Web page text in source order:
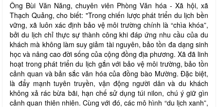
Ông Bùi Văn Năng, chuyên viên Phòng Văn hóa - Xã hội, xã
Thạch Quảng, cho biết: "Trong chiến lược phát triển du lịch bền
vững, xã luôn xác định bảo vệ môi trường chính là “chìa khóa”,
bởi du lịch chỉ thực sự thành công khi đáp ứng nhu cầu của du
khách mà không làm suy giảm tài nguyên, bảo tồn đa dạng sinh
học và nâng cao đời sống của cộng đồng địa phương. Xã đã linh
hoạt trong phát triển du lịch gắn với bảo vệ môi trường, bảo tồn
cảnh quan và bản sắc văn hóa của đồng bào Mường. Đặc biệt,
là đẩy mạnh tuyên truyền, vận động người dân và du khách
không xả rác bừa bãi, hạn chế sử dụng túi nilon, chú ý giữ gìn
cảnh quan thiên nhiên. Cùng với đó, các mô hình “du lịch xanh”,